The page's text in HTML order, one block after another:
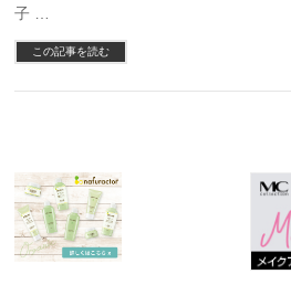
子 …
この記事を読む